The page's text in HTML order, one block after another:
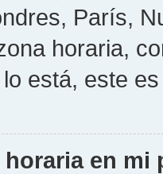
París,
horaria,
está, este
en